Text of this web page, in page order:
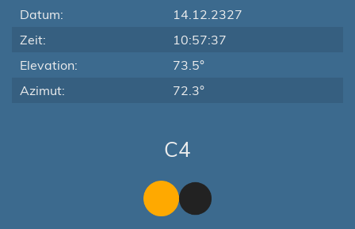
Datum:
14.12.2327
Zeit:
10:57:37
Elevation:
73.5°
Azimut:
72.3°
C4